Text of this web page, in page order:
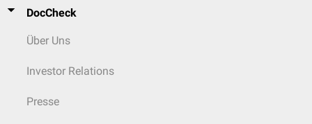
DocCheck
Über Uns
Investor Relations
Presse